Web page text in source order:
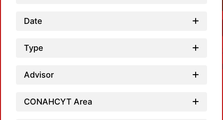
Date
Type
Advisor
CONAHCYT Area